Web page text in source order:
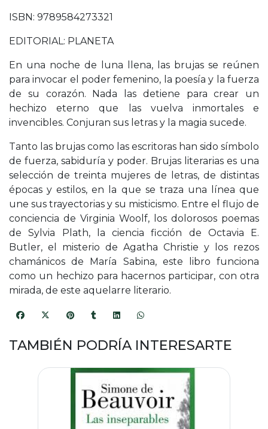
ISBN: 9789584273321
EDITORIAL: PLANETA
En una noche de luna llena, las brujas se reúnen
para invocar el poder femenino, la poesía y la fuerza
de su corazón. Nada las detiene para crear un
hechizo eterno que las vuelva inmortales e
invencibles. Conjuran sus letras y la magia sucede.
Tanto las brujas como las escritoras han sido símbolo
de fuerza, sabiduría y poder. Brujas literarias es una
selección de treinta mujeres de letras, de distintas
épocas y estilos, en la que se traza una línea que
une sus trayectorias y su misticismo. Entre el flujo de
conciencia de Virginia Woolf, los dolorosos poemas
de Sylvia Plath, la ciencia ficción de Octavia E.
Butler, el misterio de Agatha Christie y los rezos
chamánicos de María Sabina, este libro funciona
como un hechizo para hacernos participar, con otra
mirada, de este aquelarre literario.
TAMBIÉN PODRÍA INTERESARTE